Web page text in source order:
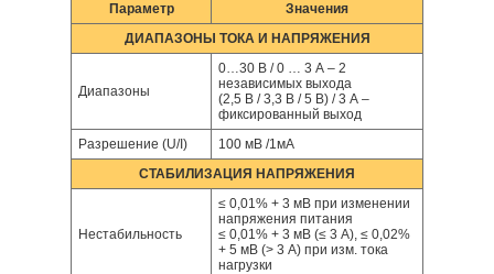
Параметр
Значения
ДИАПАЗОНЫ ТОКА И НАПРЯЖЕНИЯ
Диапазоны
0…30 В / 0 … 3 А – 2
независимых выхода
(2,5 В / 3,3 В / 5 В) / 3 А –
фиксированный выход
Разрешение (U/I)
100 мВ /1мА
СТАБИЛИЗАЦИЯ НАПРЯЖЕНИЯ
Нестабильность
≤ 0,01% + 3 мВ при изменении
напряжения питания
≤ 0,01% + 3 мВ (≤ 3 А), ≤ 0,02%
+ 5 мВ (> 3 А) при изм. тока
нагрузки